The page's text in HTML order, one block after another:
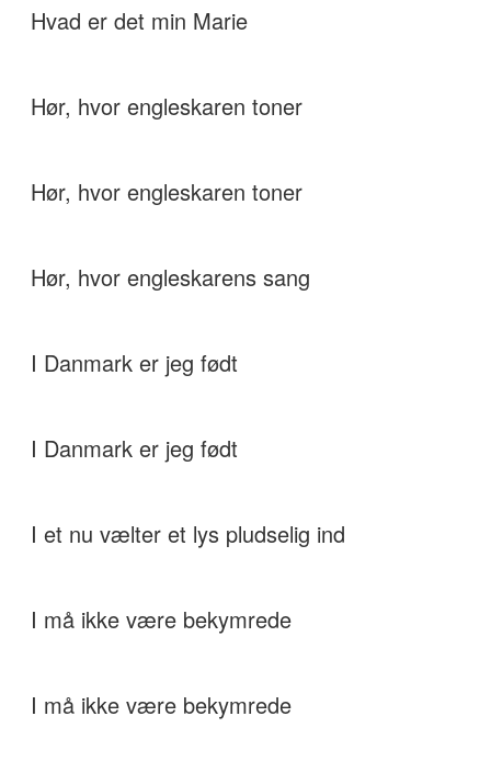
Hvad er det min Marie
Hør, hvor engleskaren toner
Hør, hvor engleskaren toner
Hør, hvor engleskarens sang
I Danmark er jeg født
I Danmark er jeg født
I et nu vælter et lys pludselig ind
I må ikke være bekymrede
I må ikke være bekymrede